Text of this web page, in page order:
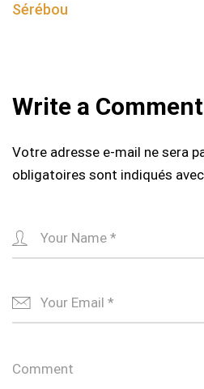
Sérébou
Write a Comment
Votre adresse e-mail ne sera
obligatoires sont indiqués avec